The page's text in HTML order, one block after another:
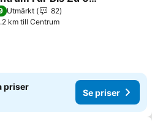
Bahnhofsnah
Utmärkt
82
km till Centrum
priser
Se priser